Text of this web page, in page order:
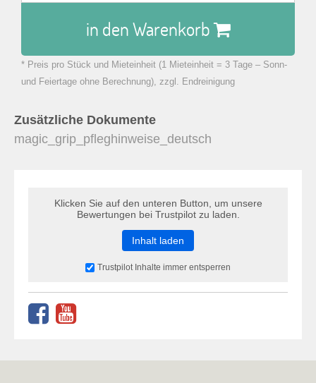
in den Warenkorb
zu Warenkorb hinzugefügt.
* Preis pro Stück und Mieteinheit (1 Mieteinheit = 3 Tage – Sonn-
und Feiertage ohne Berechnung), zzgl. Endreinigung
Zusätzliche Dokumente
magic_grip_pfleghinweise_deutsch
Klicken Sie auf den unteren Button, um unsere
Bewertungen bei Trustpilot zu laden.
Inhalt laden
Trustpilot Inhalte immer entsperren